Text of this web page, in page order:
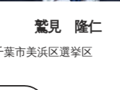
鷲見 隆仁
葉市美浜区選挙区